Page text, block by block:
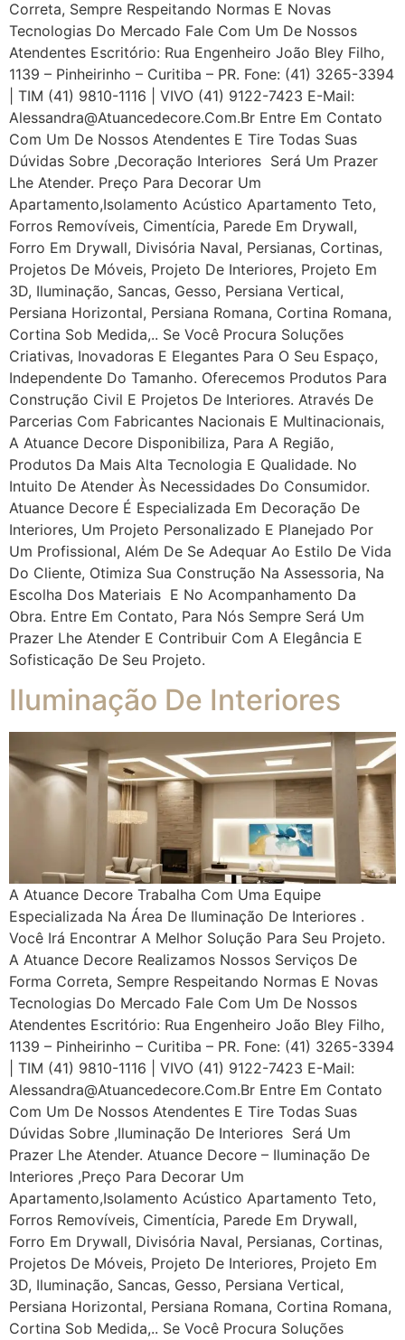
Correta, Sempre Respeitando Normas E Novas
Tecnologias Do Mercado Fale Com Um De Nossos
Atendentes Escritório: Rua Engenheiro João Bley Filho,
1139 – Pinheirinho – Curitiba – PR. Fone: (41) 3265-3394
| TIM (41) 9810-1116 | VIVO (41) 9122-7423 E-Mail:
Alessandra@atuancedecore.com.br Entre Em Contato
Com Um De Nossos Atendentes E Tire Todas Suas
Dúvidas Sobre ,Decoração Interiores Será Um Prazer
Lhe Atender. Preço Para Decorar Um
Apartamento,Isolamento Acústico Apartamento Teto,
Forros Removíveis, Cimentícia, Parede Em Drywall,
Forro Em Drywall, Divisória Naval, Persianas, Cortinas,
Projetos De Móveis, Projeto De Interiores, Projeto Em
3D, Iluminação, Sancas, Gesso, Persiana Vertical,
Persiana Horizontal, Persiana Romana, Cortina Romana,
Cortina Sob Medida,.. Se Você Procura Soluções
Criativas, Inovadoras E Elegantes Para O Seu Espaço,
Independente Do Tamanho. Oferecemos Produtos Para
Construção Civil E Projetos De Interiores. Através De
Parcerias Com Fabricantes Nacionais E Multinacionais,
A Atuance Decore Disponibiliza, Para A Região,
Produtos Da Mais Alta Tecnologia E Qualidade. No
Intuito De Atender Às Necessidades Do Consumidor.
Atuance Decore É Especializada Em Decoração De
Interiores, Um Projeto Personalizado E Planejado Por
Um Profissional, Além De Se Adequar Ao Estilo De Vida
Do Cliente, Otimiza Sua Construção Na Assessoria, Na
Escolha Dos Materiais E No Acompanhamento Da
Obra. Entre Em Contato, Para Nós Sempre Será Um
Prazer Lhe Atender E Contribuir Com A Elegância E
Sofisticação De Seu Projeto.
Iluminação De Interiores
A Atuance Decore Trabalha Com Uma Equipe
Especializada Na Área De Iluminação De Interiores .
Você Irá Encontrar A Melhor Solução Para Seu Projeto.
A Atuance Decore Realizamos Nossos Serviços De
Forma Correta, Sempre Respeitando Normas E Novas
Tecnologias Do Mercado Fale Com Um De Nossos
Atendentes Escritório: Rua Engenheiro João Bley Filho,
1139 – Pinheirinho – Curitiba – PR. Fone: (41) 3265-3394
| TIM (41) 9810-1116 | VIVO (41) 9122-7423 E-Mail:
Alessandra@atuancedecore.com.br Entre Em Contato
Com Um De Nossos Atendentes E Tire Todas Suas
Dúvidas Sobre ,iluminação De Interiores Será Um
Prazer Lhe Atender. Atuance Decore – Iluminação De
Interiores ,Preço Para Decorar Um
Apartamento,Isolamento Acústico Apartamento Teto,
Forros Removíveis, Cimentícia, Parede Em Drywall,
Forro Em Drywall, Divisória Naval, Persianas, Cortinas,
Projetos De Móveis, Projeto De Interiores, Projeto Em
3D, Iluminação, Sancas, Gesso, Persiana Vertical,
Persiana Horizontal, Persiana Romana, Cortina Romana,
Cortina Sob Medida,.. Se Você Procura Soluções